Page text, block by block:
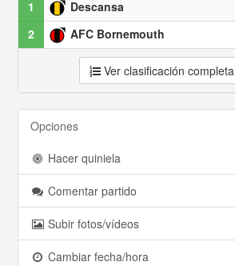
1
Descansa
2
AFC Bornemouth
Ver clasificación completa
Opciones
Hacer quiniela
Comentar partido
Subir fotos/vídeos
Cambiar fecha/hora